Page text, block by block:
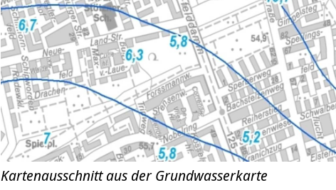
Kartenausschnitt aus der Grundwasserkarte